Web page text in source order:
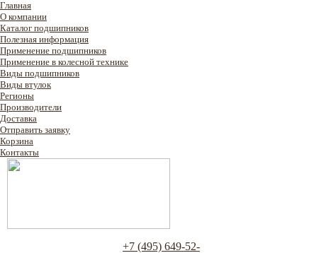
Главная
О компании
Каталог подшипников
Полезная информация
Применение подшипников
Применение в колесной технике
Виды подшипников
Виды втулок
Регионы
Производители
Доставка
Отправить заявку
Корзина
Контакты
+7 (495) 649-52-